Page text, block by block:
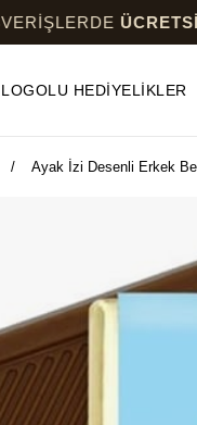
ÜCRETSİZ
LOGOLU HEDİYELİKLER
Ayak İzi Desenli Erkek